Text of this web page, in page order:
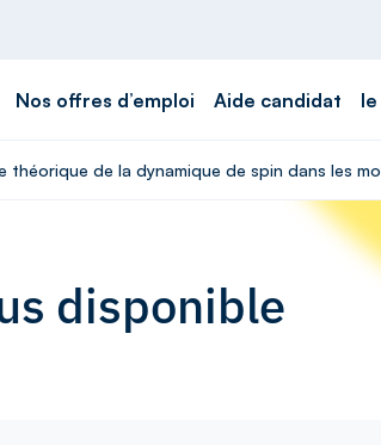
Nos offres d’emploi Aide candidat
de la dynamique de spin dans les
disponible